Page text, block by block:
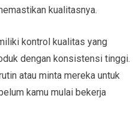
kualitasnya.
kontrol kualitas yang
dengan konsistensi tinggi.
atau minta mereka untuk
kamu mulai bekerja